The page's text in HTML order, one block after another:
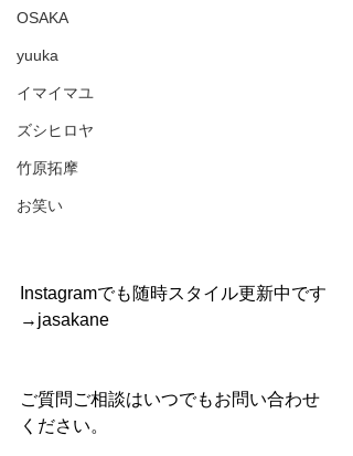
OSAKA
yuuka
イマイマユ
ズシヒロヤ
竹原拓摩
お笑い
Instagramでも随時スタイル更新中です
→jasakane
ご質問ご相談はいつでもお問い合わせ
ください。